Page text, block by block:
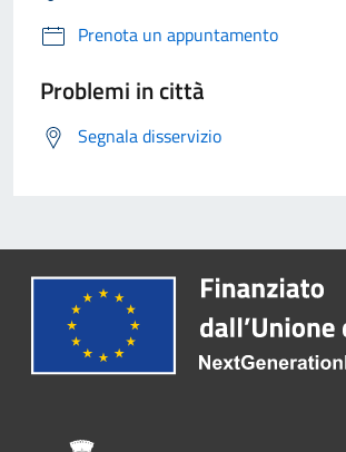
Prenota un appuntamento
Problemi in città
Segnala disservizio